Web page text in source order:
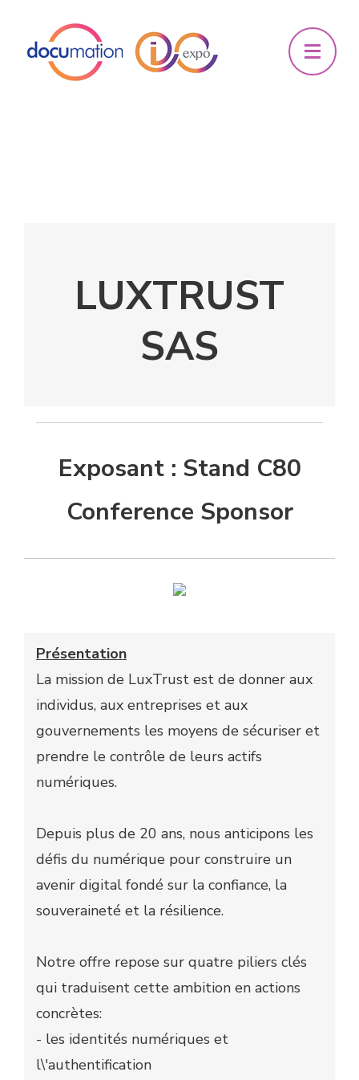
LUXTRUST
SAS
Exposant : Stand C80
Conference Sponsor
Présentation
La mission de LuxTrust est de donner aux
individus, aux entreprises et aux
gouvernements les moyens de sécuriser et
prendre le contrôle de leurs actifs
numériques.
Depuis plus de 20 ans, nous anticipons les
défis du numérique pour construire un
avenir digital fondé sur la confiance, la
souveraineté et la résilience.
Notre offre repose sur quatre piliers clés
qui traduisent cette ambition en actions
concrètes:
- les identités numériques et
l\'authentification